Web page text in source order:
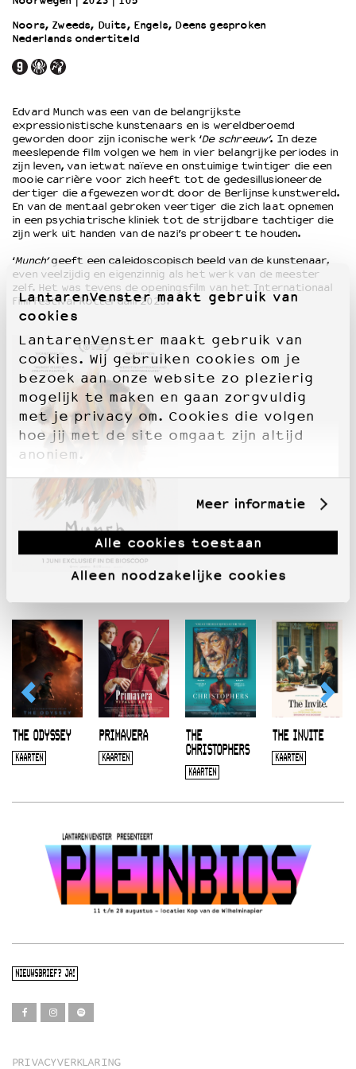
LantarenVenster maakt gebruik van
cookies
LantarenVenster maakt gebruik van
cookies. Wij gebruiken cookies om je
bezoek aan onze website zo plezierig
mogelijk te maken en gaan zorgvuldig
met je privacy om. Cookies die volgen
hoe jij met de site omgaat zijn altijd
anoniem.
Meer informatie
Alle cookies toestaan
Alleen noodzakelijke cookies
OVER LANTARENVENSTER
Wat we doen
Word vriend
Historie
Partners
Huisregels
Privacyverklaring
Integriteits- en gedragscode
Duurzaamheid
Ruimte voor artistieke vrijheid – VNPF
Noors, Zweeds, Duits, Engels, Deens gesproken
Nederlands ondertiteld
Edvard Munch was een van de belangrijkste
expressionistische kunstenaars en is wereldberoemd
geworden door zijn iconische werk ‘De schreeuw’. In deze
meeslepende film volgen we hem in vier belangrijke periodes in
zijn leven, van ietwat naïeve en onstuimige twintiger die een
mooie carrière voor zich heeft tot de gedesillusioneerde
dertiger die afgewezen wordt door de Berlijnse kunstwereld.
En van de mentaal gebroken veertiger die zich laat opnemen
in een psychiatrische kliniek tot de strijdbare tachtiger die
zijn werk uit handen van de nazi’s probeert te houden.
‘Munch’geeft een caleidoscopisch beeld van de kunstenaar,
even veelzijdig en eigenzinnig als het werk van de meester
zelf. Het was tevens de openingsfilm van het Internationaal
Film Festival Rotterdam 2023.
THE ODYSSEY
KAARTEN
PRIMAVERA
KAARTEN
THE
CHRISTOPHERS
KAARTEN
THE INVITE
KAARTEN
NIEUWSBRIEF? JA!
PRIVACYVERKLARING